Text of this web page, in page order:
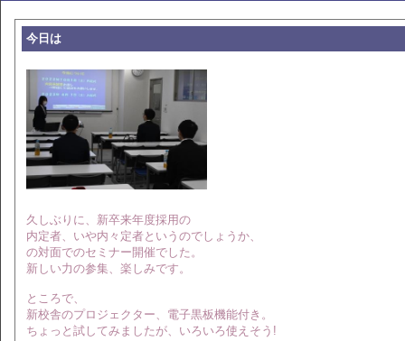
今日は
久しぶりに、新卒来年度採用の
内定者、いや内々定者というのでしょうか、
の対面でのセミナー開催でした。
新しい力の参集、楽しみです。
ところで、
新校舎のプロジェクター、電子黒板機能付き。
ちょっと試してみましたが、いろいろ使えそう!